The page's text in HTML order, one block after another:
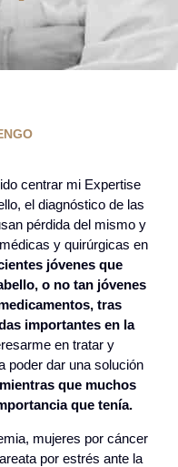
centrar mi Expertise
el diagnóstico de las
pérdida del mismo y
y quirúrgicas en
jóvenes que
o no tan jóvenes
tras
importantes en la
en tratar y
poder dar una solución
mientras que muchos
que tenía.
mujeres por cáncer
por estrés ante la